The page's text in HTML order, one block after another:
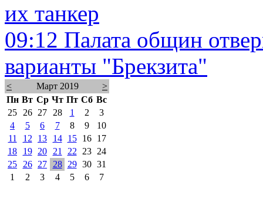
их танкер
09:12 Палата общин
варианты "Брекзита"
< Март 2019
>
Пн Вт Ср Чт Пт Сб Вс
25
26 27 28 1 2
3
4
5 6 7 8 9
10
11
12 13 14 15 16
17
18
19 20 21 22 23
24
25
26 27 28 29 30 31
1
2 3 4 5 6 7